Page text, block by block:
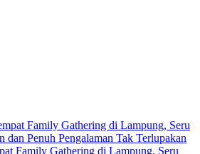
Family Gathering di Lampung, Seru